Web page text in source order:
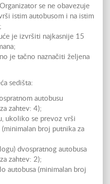
se ne obavezuje
istim autobusom i na istim
je izvršiti najkasnije 15
je tačno naznačiti željena
sedišta:
autobusu
zahtev: 4);
ukoliko se prevoz vrši
broj putnika za
dvospratnog autobusa
zahtev: 2);
autobusa (minimalan broj